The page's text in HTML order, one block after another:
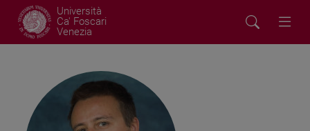
Università
Ca' Foscari
Venezia